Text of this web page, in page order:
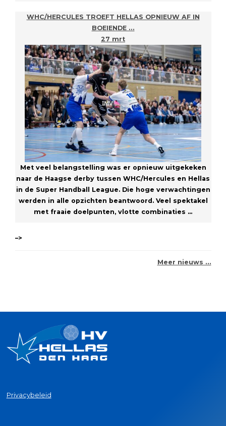
WHC/HERCULES TROEFT HELLAS OPNIEUW AF IN
BOEIENDE …
27 mrt
Met veel belangstelling was er opnieuw uitgekeken
naar de Haagse derby tussen WHC/Hercules en Hellas
in de Super Handball League. Die hoge verwachtingen
werden in alle opzichten beantwoord. Veel spektakel
met fraaie doelpunten, vlotte combinaties ...
–>
Meer nieuws …
Privacybeleid